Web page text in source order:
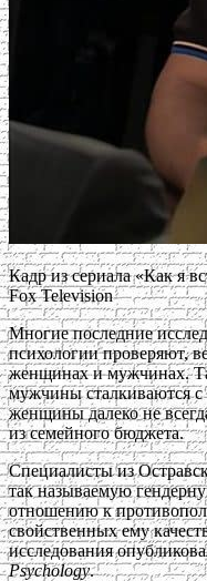
Кадр из сериала «Как я
Fox Television
Многие последние
психологии проверяют,
женщинах и мужчинах.
мужчины сталкиваются
женщины далеко не
из семейного бюджета.
Специалисты из
так называемую
отношению к
свойственных ему
исследования
Psychology.